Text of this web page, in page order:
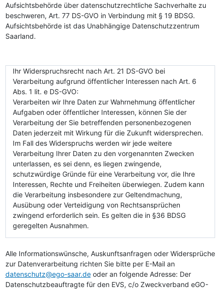
Aufsichtsbehörde über datenschutzrechtliche Sachverhalte zu
beschweren, Art. 77 DS-GVO in Verbindung mit § 19 BDSG.
Aufsichtsbehörde ist das Unabhängige Datenschutzzentrum
Saarland.
Ihr Widerspruchsrecht nach Art. 21 DS-GVO bei
Verarbeitung aufgrund öffentlicher Interessen nach Art. 6
Abs. 1 lit. e DS-GVO:
Verarbeiten wir Ihre Daten zur Wahrnehmung öffentlicher
Aufgaben oder öffentlicher Interessen, können Sie der
Verarbeitung der Sie betreffenden personenbezogenen
Daten jederzeit mit Wirkung für die Zukunft widersprechen.
Im Fall des Widerspruchs werden wir jede weitere
Verarbeitung Ihrer Daten zu den vorgenannten Zwecken
unterlassen, es sei denn, es liegen zwingende,
schutzwürdige Gründe für eine Verarbeitung vor, die Ihre
Interessen, Rechte und Freiheiten überwiegen. Zudem kann
die Verarbeitung insbesondere zur Geltendmachung,
Ausübung oder Verteidigung von Rechtsansprüchen
zwingend erforderlich sein. Es gelten die in §36 BDSG
geregelten Ausnahmen.
Alle Informationswünsche, Auskunftsanfragen oder Widersprüche
zur Datenverarbeitung richten Sie bitte per E-Mail an
datenschutz@ego-saar.deoder an folgende Adresse: Der
Datenschutzbeauftragte für den EVS, c/o Zweckverband eGO-